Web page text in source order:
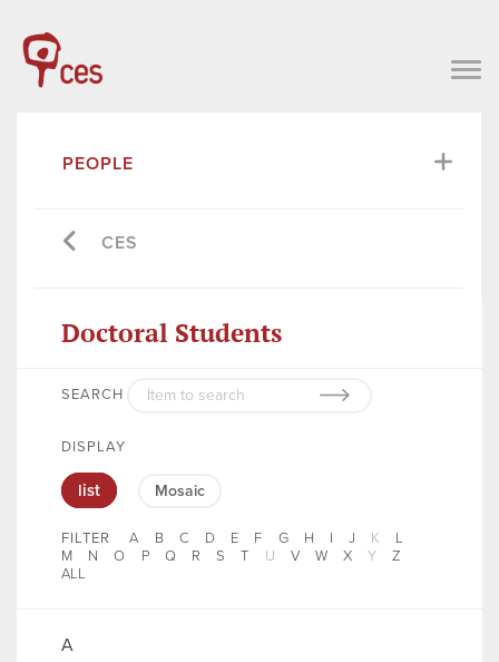
PEOPLE
CES
Doctoral Students
SEARCH
DISPLAY
list Mosaic
FILTER A B C D E F G H I J K
L
M
N O P Q R S T U V W X Y
Z
ALL
A